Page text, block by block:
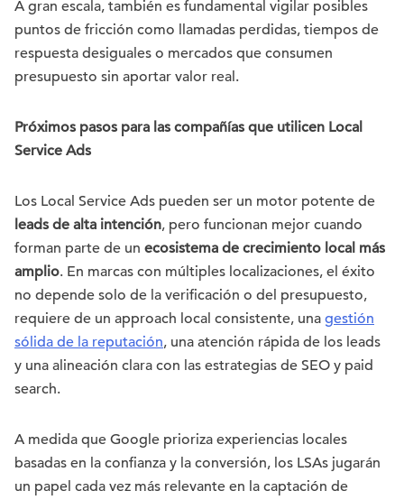
A gran escala, también es fundamental vigilar posibles
puntos de fricción como llamadas perdidas, tiempos de
respuesta desiguales o mercados que consumen
presupuesto sin aportar valor real.
Próximos pasos para las compañías que utilicen Local
Service Ads
Los Local Service Ads pueden ser un motor potente de
leads de alta intención, pero funcionan mejor cuando
forman parte de un ecosistema de crecimiento local más
amplio. En marcas con múltiples localizaciones, el éxito
no depende solo de la verificación o del presupuesto,
requiere de un approach local consistente, una gestión
sólida de la reputación, una atención rápida de los leads
y una alineación clara con las estrategias de SEO y paid
search.
A medida que Google prioriza experiencias locales
basadas en la confianza y la conversión, los LSAs jugarán
un papel cada vez más relevante en la captación de